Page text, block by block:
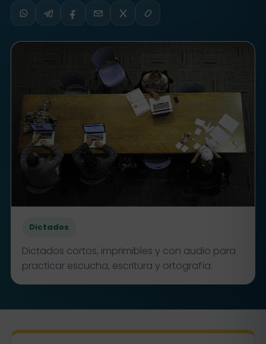
WhatsApp
TelegramFacebook
EmailX Copiar
Dictados
Dictados cortos, imprimibles y con audio para
practicar escucha, escritura y ortografía.